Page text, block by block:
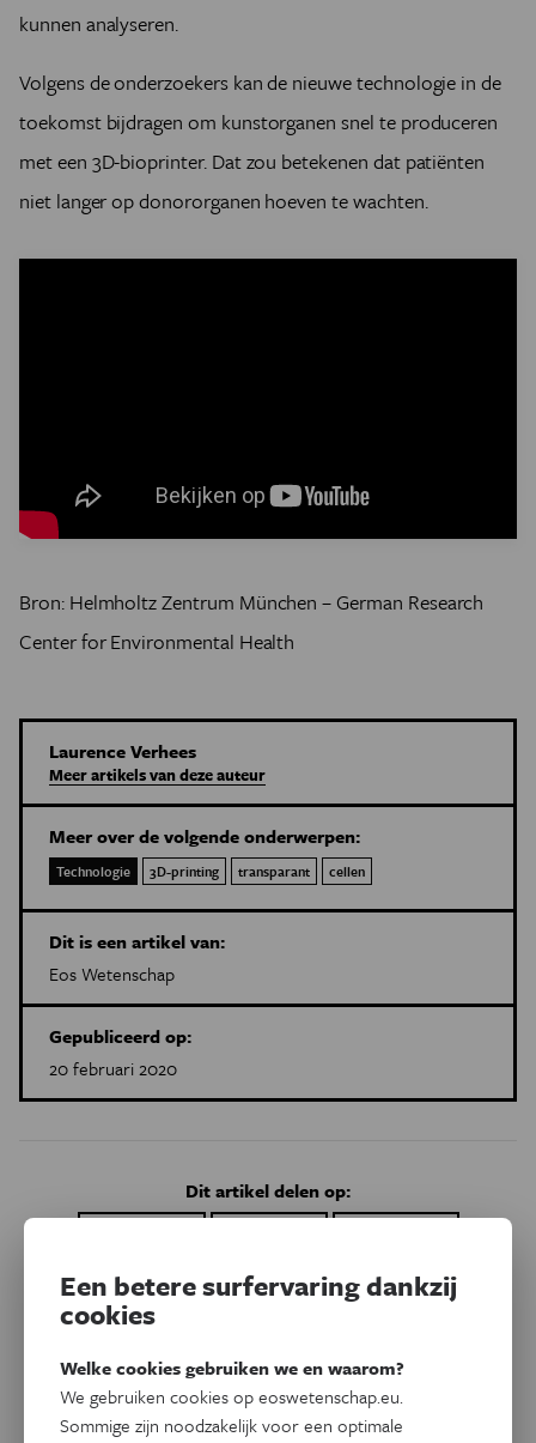
kunnen analyseren.
Volgens de onderzoekers kan de nieuwe technologie in de
toekomst bijdragen om kunstorganen snel te produceren
met een 3D-bioprinter. Dat zou betekenen dat patiënten
niet langer op donororganen hoeven te wachten.
Bron: Helmholtz Zentrum München – German Research
Center for Environmental Health
Laurence Verhees
Meer artikels van deze auteur
Meer over de volgende onderwerpen:
Technologie 3D-printing transparant cellen
Dit is een artikel van:
Eos Wetenschap
Gepubliceerd op:
20 februari 2020
Dit artikel delen op:
Gerelateerde artikels
Een betere surfervaring dankzij
cookies
Welke cookies gebruiken we en waarom?
We gebruiken cookies op eoswetenschap.eu.
Sommige zijn noodzakelijk voor een optimale